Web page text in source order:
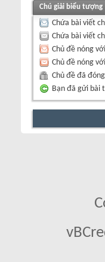
Chú giải biểu tượng
Chứa bài viết
Chứa bài viết
Chủ đề nóng
Chủ đề nóng
Chủ đề đã đóng
Bạn đã gửi bài